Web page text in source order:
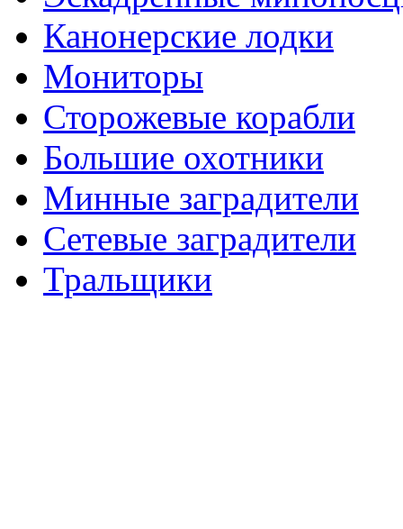
Канонерские лодки
Мониторы
Сторожевые корабли
Большие охотники
Минные заградители
Сетевые заградители
Тральщики